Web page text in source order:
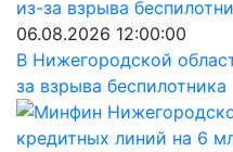
06.08.2026 12:00:00
В Нижегородской
за взрыва беспилотника